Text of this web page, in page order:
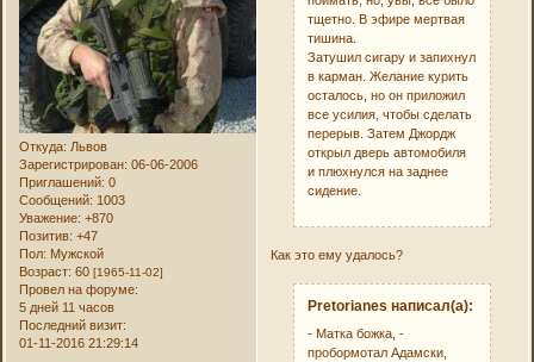
Откуда: Львов
Зарегистрирован: 06-06-2006
Приглашений: 0
Сообщений: 1003
Уважение: +870
Позитив: +47
Пол: Мужской
Возраст: 60[1965-11-02]
Провел на форуме:
5 дней 11 часов
Последний визит:
01-11-2016 21:29:14
тщетно. В эфире мертвая
тишина.
Затушил сигару и запихнул
в карман. Желание курить
осталось, но он приложил
все усилия, чтобы сделать
перерыв. Затем Джордж
открыл дверь автомобиля
и плюхнулся на заднее
сидение.
Как это ему удалось?
Pretorianes написал(а):
- Матка божка, -
пробормотал Адамски,